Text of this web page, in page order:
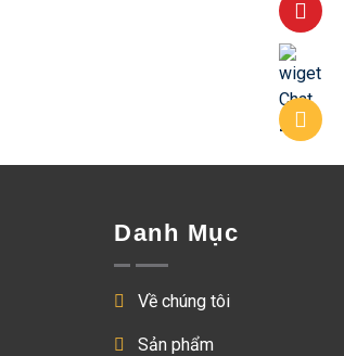
Danh Mục
Về chúng tôi
Sản phẩm